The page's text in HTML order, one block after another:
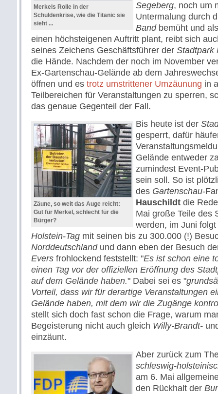
Merkels Rolle in der
Schuldenkrise, wie die Titanic sie
sieht ...
Segeberg, noch um
Untermalung durch
Bandbemüht und
einen höchsteigenen Auftritt plant, reibt sich
seines Zeichens Geschäftsführer der Stadtpark
die Hände. Nachdem der noch im November
Ex-Gartenschau-Gelände ab dem
öffnen und es trotz umstrittener Umzäunung in
Teilbereichen für Veranstaltungen zu sperren,
das genaue Gegenteil der Fall.
Zäune, so weit das Auge reicht:
Gut für Merkel, schlecht für die
Bürger?
Bis heute ist der
gesperrt, dafür
Gelände entweder
zumindest Event-
sein soll. So ist
des Gartenschau-
Hauschildt die
Mai große Teile des
werden, im Juni
Holstein-Tag mit seinen bis zu 300.000 (!)
Norddeutschlandund dann eben der Besuch
Evers frohlockend feststellt: "Es ist schon eine
einen Tag vor der offiziellen Eröffnung des
auf dem Gelände haben." Dabei sei es "
Vorteil, dass wir für derartige Veranstaltungen
Gelände haben, mit dem wir die Zugänge
stellt sich doch fast schon die Frage, warum
Begeisterung nicht auch gleich Willy-Brandt-
einzäunt.
Aber zurück zum
schleswig-
am 6. Mai
den Rückhalt der